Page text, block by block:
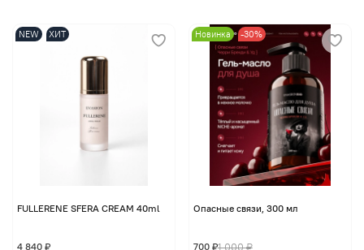
NEW ХИТ
FULLERENE SFERA CREAM 40ml
4 840 ₽
Новинка -30%
Опасные связи, 300 мл
1 000 ₽
700 ₽